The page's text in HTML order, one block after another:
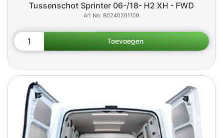
Tussenschot Sprinter 06-/18- H2 XH - FWD
B0240201100